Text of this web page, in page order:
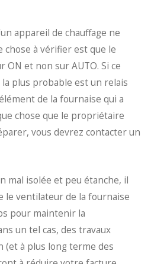
appareil de chauffage ne
à vérifier est que le
et non sur AUTO. Si ce
la plus probable est un relais
de la fournaise qui a
chose que le propriétaire
vous devrez contacter un
mal isolée et peu étanche, il
le ventilateur de la fournaise
pour maintenir la
un tel cas, des travaux
(et à plus long terme des